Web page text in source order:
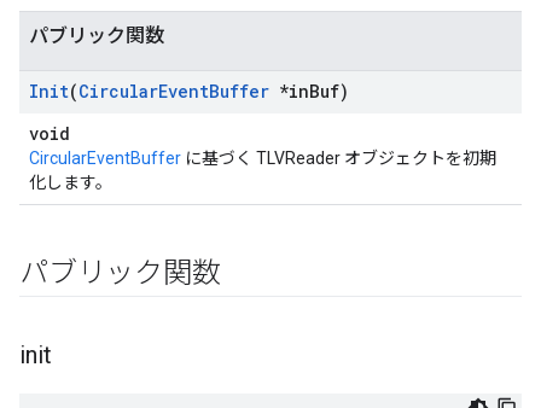
パブリック関数
Init(CircularEventBuffer *inBuf)
void
CircularEventBuffer に基づく TLVReader オブジェクトを初期
化します。
パブリック関数
init